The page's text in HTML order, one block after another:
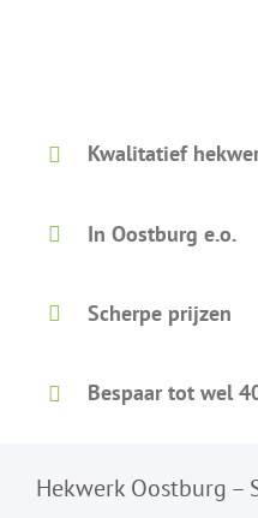
Kwalitatief
In Oostburg e.o.
Scherpe prijzen
Bespaar tot wel
Hekwerk Oostburg –